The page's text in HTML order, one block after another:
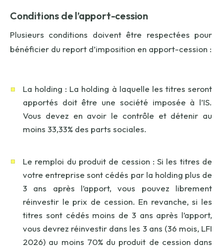
Conditions de l’apport-cession
Plusieurs conditions doivent être respectées pour
bénéficier du report d’imposition en apport-cession :
La holding : La holding à laquelle les titres seront
apportés doit être une société imposée à l’IS.
Vous devez en avoir le contrôle et détenir au
moins 33,33% des parts sociales.
Le remploi du produit de cession : Si les titres de
votre entreprise sont cédés par la holding plus de
3 ans après l’apport, vous pouvez librement
réinvestir le prix de cession. En revanche, si les
titres sont cédés moins de 3 ans après l’apport,
vous devrez réinvestir dans les 3 ans (36 mois, LFI
2026) au moins 70% du produit de cession dans